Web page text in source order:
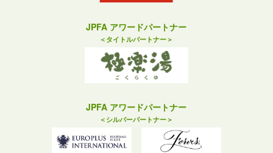
JPFA アワードパートナー
＜タイトルパートナー＞
JPFA アワードパートナー
＜シルバーパートナー＞